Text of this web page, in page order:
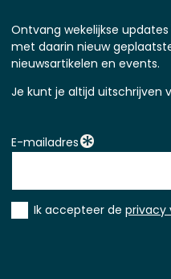
Ontvang wekelijkse
met daarin nieuw
nieuwsartikelen en events.
Je kunt je altijd uitschrijven
E-mailadres
Instemming
Ik accepteer de privacy